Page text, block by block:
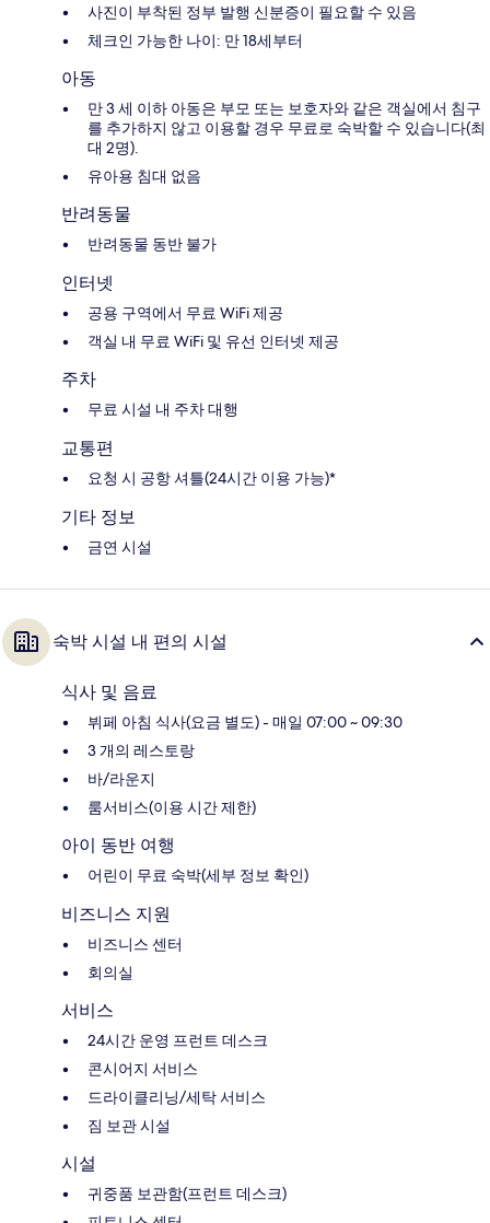
사진이 부착된 정부 발행 신분증이 필요할 수 있음
체크인 가능한 나이: 만 18세부터
아동
만 3 세 이하 아동은 부모 또는 보호자와 같은 객실에서 침구
를 추가하지 않고 이용할 경우 무료로 숙박할 수 있습니다(최
대 2명).
유아용 침대 없음
반려동물
반려동물 동반 불가
인터넷
공용 구역에서 무료 WiFi 제공
객실 내 무료 WiFi 및 유선 인터넷 제공
주차
무료 시설 내 주차 대행
교통편
요청 시 공항 셔틀(24시간 이용 가능)*
기타 정보
금연 시설
숙박 시설 내 편의 시설
식사 및 음료
뷔페 아침 식사(요금 별도) - 매일 07:00 ~ 09:30
3 개의 레스토랑
바/라운지
룸서비스(이용 시간 제한)
아이 동반 여행
어린이 무료 숙박(세부 정보 확인)
비즈니스 지원
비즈니스 센터
회의실
서비스
24시간 운영 프런트 데스크
콘시어지 서비스
드라이클리닝/세탁 서비스
짐 보관 시설
시설
귀중품 보관함(프런트 데스크)